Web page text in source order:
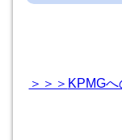
＞＞＞ KPMG